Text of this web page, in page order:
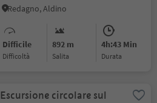
Redagno, Aldino
Difficile
Difficoltà
892 m
Salita
4h:43 Min
durata
Escursione circolare sul